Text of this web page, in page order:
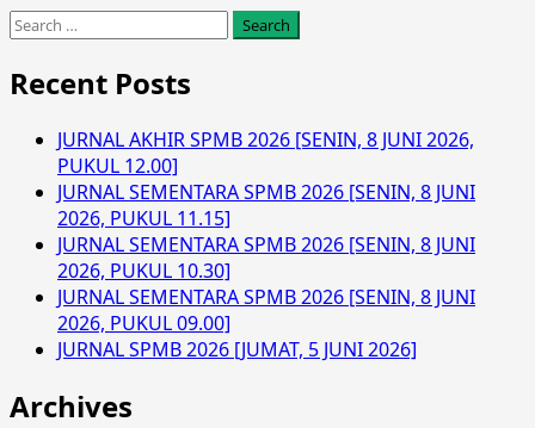
Widya
Pratama
Menjadi
di
Masa
Pandemi
Search
Recent Posts
JURNAL AKHIR SPMB 2026 [SENIN, 8 JUNI 2026,
PUKUL 12.00]
JURNAL SEMENTARA SPMB 2026 [SENIN, 8 JUNI
2026, PUKUL 11.15]
JURNAL SEMENTARA SPMB 2026 [SENIN, 8 JUNI
2026, PUKUL 10.30]
JURNAL SEMENTARA SPMB 2026 [SENIN, 8 JUNI
2026, PUKUL 09.00]
JURNAL SPMB 2026 [JUMAT, 5 JUNI 2026]
Archives